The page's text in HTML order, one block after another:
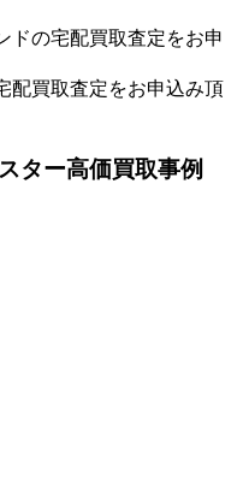
ドの宅配買取査定をお申
配買取査定をお申込み頂
ター高価買取事例